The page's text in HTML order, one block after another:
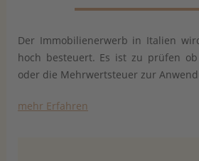
Der Immobilienerwerb in Italien
hoch besteuert. Es ist zu prüfen
oder die Mehrwertsteuer zur
mehr Erfahren